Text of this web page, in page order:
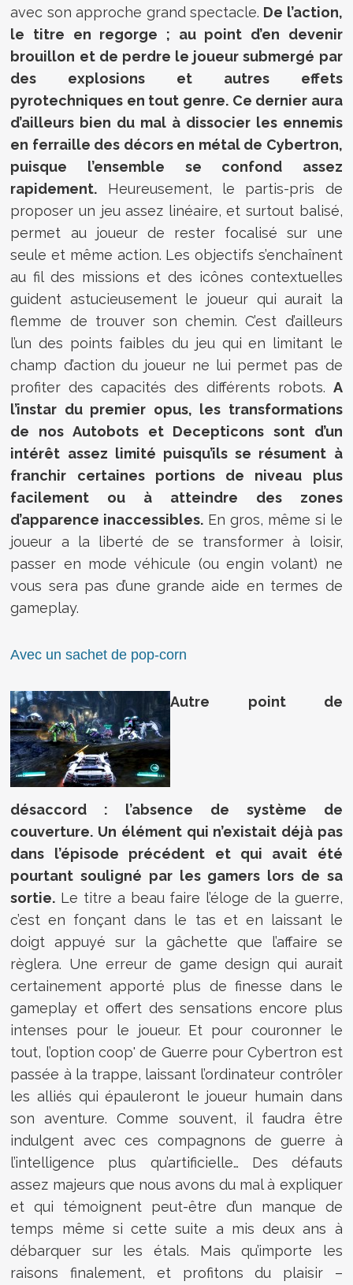
avec son approche grand spectacle. De l’action,
le titre en regorge ; au point d’en devenir
brouillon et de perdre le joueur submergé par
des explosions et autres effets
pyrotechniques en tout genre. Ce dernier aura
d’ailleurs bien du mal à dissocier les ennemis
en ferraille des décors en métal de Cybertron,
puisque l’ensemble se confond assez
rapidement. Heureusement, le partis-pris de
proposer un jeu assez linéaire, et surtout balisé,
permet au joueur de rester focalisé sur une
seule et même action. Les objectifs s’enchaînent
au fil des missions et des icônes contextuelles
guident astucieusement le joueur qui aurait la
flemme de trouver son chemin. C’est d’ailleurs
l’un des points faibles du jeu qui en limitant le
champ d’action du joueur ne lui permet pas de
profiter des capacités des différents robots. A
l’instar du premier opus, les transformations
de nos Autobots et Decepticons sont d’un
intérêt assez limité puisqu’ils se résument à
franchir certaines portions de niveau plus
facilement ou à atteindre des zones
d’apparence inaccessibles. En gros, même si le
joueur a la liberté de se transformer à loisir,
passer en mode véhicule (ou engin volant) ne
vous sera pas d’une grande aide en termes de
gameplay.
Avec un sachet de pop-corn
Autre point de
désaccord : l’absence de système de
couverture. Un élément qui n’existait déjà pas
dans l’épisode précédent et qui avait été
pourtant souligné par les gamers lors de sa
sortie. Le titre a beau faire l’éloge de la guerre,
c’est en fonçant dans le tas et en laissant le
doigt appuyé sur la gâchette que l’affaire se
règlera. Une erreur de game design qui aurait
certainement apporté plus de finesse dans le
gameplay et offert des sensations encore plus
intenses pour le joueur. Et pour couronner le
tout, l’option coop' de Guerre pour Cybertron est
passée à la trappe, laissant l’ordinateur contrôler
les alliés qui épauleront le joueur humain dans
son aventure. Comme souvent, il faudra être
indulgent avec ces compagnons de guerre à
l’intelligence plus qu’artificielle… Des défauts
assez majeurs que nous avons du mal à expliquer
et qui témoignent peut-être d’un manque de
temps même si cette suite a mis deux ans à
débarquer sur les étals. Mais qu’importe les
raisons finalement, et profitons du plaisir –